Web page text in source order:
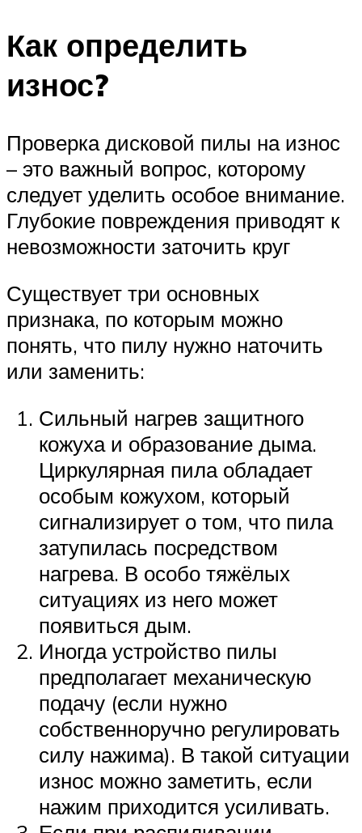
Как определить
износ?
Проверка дисковой пилы на износ
– это важный вопрос, которому
следует уделить особое внимание.
Глубокие повреждения приводят к
невозможности заточить круг
Существует три основных
признака, по которым можно
понять, что пилу нужно наточить
или заменить:
Сильный нагрев защитного
кожуха и образование дыма.
Циркулярная пила обладает
особым кожухом, который
сигнализирует о том, что пила
затупилась посредством
нагрева. В особо тяжёлых
ситуациях из него может
появиться дым.
Иногда устройство пилы
предполагает механическую
подачу (если нужно
собственноручно регулировать
силу нажима). В такой ситуации
износ можно заметить, если
нажим приходится усиливать.